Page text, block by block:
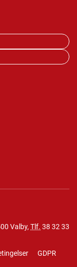
Valby, Tlf. 38 32 33
GDPR